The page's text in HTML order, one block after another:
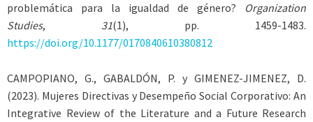
problemática para la igualdad de género? Organization
Studies, 31(1), pp. 1459-1483.
https://doi.org/10.1177/0170840610380812
CAMPOPIANO, G., GABALDÓN, P. y GIMENEZ-JIMENEZ, D.
(2023). Mujeres Directivas y Desempeño Social Corporativo: An
Integrative Review of the Literature and a Future Research